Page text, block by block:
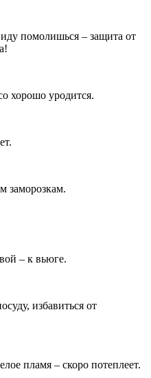
помолишься – защита от
хорошо уродится.
заморозкам.
– к вьюге.
избавиться от
пламя – скоро потеплеет.